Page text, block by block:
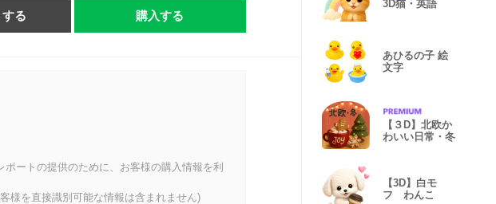
る 購入する
ートの提供のために、お客様の購入情報を利
様を直接識別可能な情報は含まれません)
3D猫・英語
あひるの子 絵
文字
【３D】北欧か
わいい日常・冬
【3D】白モ
フ わんこ